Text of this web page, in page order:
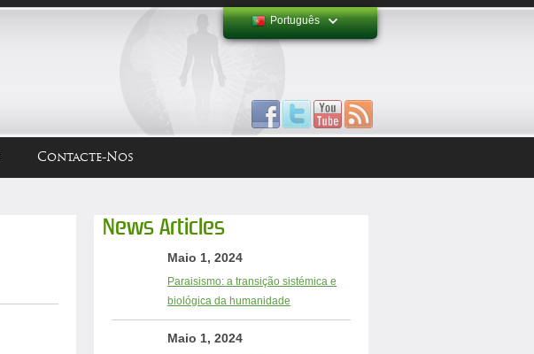
Português
Contacte-Nos
News Articles
Maio 1, 2024
Paraisismo: a transição sistémica e
biológica da humanidade
Maio 1, 2024